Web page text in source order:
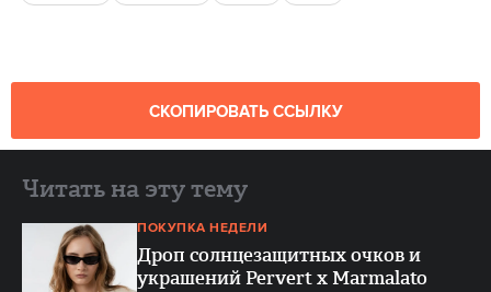
СКОПИРОВАТЬ ССЫЛКУ
Читать на эту тему
ПОКУПКА НЕДЕЛИ
Дроп солнцезащитных очков и
украшений Pervert x Marmalato